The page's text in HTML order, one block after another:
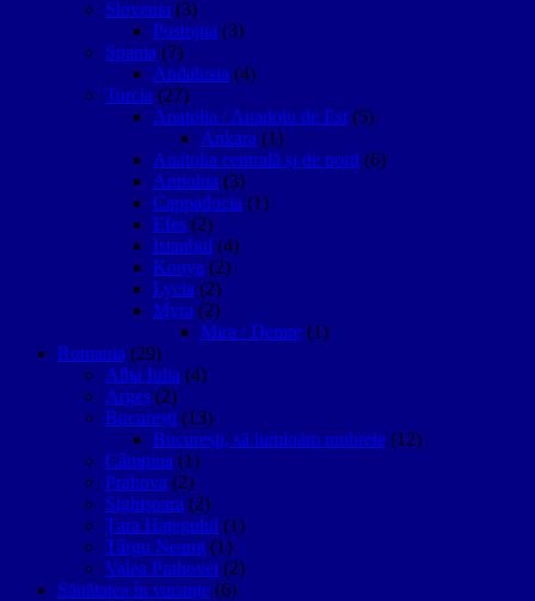
Slovenia (3)
Postojna (3)
Spania (7)
Andalusia (4)
Turcia (27)
Anatolia / Anadolu de Est (5)
Ankara (1)
Anatolia centrală și de nord (6)
Antiohia (3)
Cappadocia (1)
Efes (2)
Istanbul (4)
Konya (2)
Lycia (2)
Myra (2)
Mira / Demre (1)
Romania (29)
Alba Iulia (4)
Argeș (2)
București (13)
București, să luminăm umbrele (12)
Câmpina (1)
Prahova (2)
Sighişoara (2)
Țara Hațegului (1)
Târgu Neamţ (1)
Valea Prahovei (2)
Sănătatea în vacanțe (6)